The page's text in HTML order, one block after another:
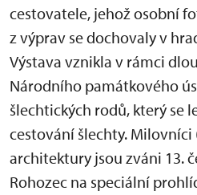
cestovatele, jehož osobní
z výprav se dochovaly v
Výstava vznikla v rámci
Národního památkového
šlechtických rodů, který se
cestování šlechty.
architektury jsou zváni 13.
Rohozec na speciální